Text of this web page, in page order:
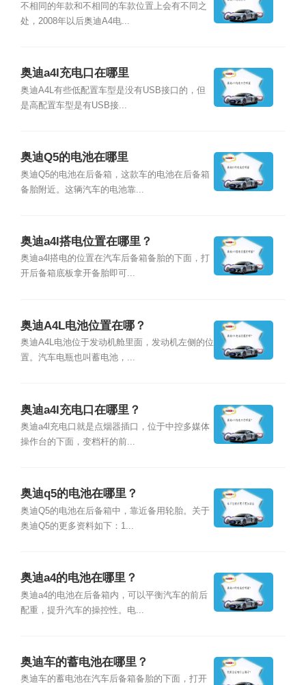
不相同的年款和不相同的车款位置上会有不同之
处，2008年以后奥迪A4电...
奥迪a4l充电口在哪里
奥迪A4L有些低配置车型是没有USB接口的，但
是高配置车型是有USB接...
奥迪Q5的电池在哪里
奥迪Q5的电池在后备箱，这款车的电池在后备箱
备胎附近。这辆汽车的电池靠...
奥迪a4l搭电位置在哪里？
奥迪a4l搭电的位置在汽车后备箱备胎的下面，打
开后备箱底板拿开备胎即可...
奥迪A4L电池位置在哪？
奥迪A4L电池位于发动机舱里面，发动机左侧的位
置。汽车电瓶也叫蓄电池，...
奥迪a4l充电口在哪里？
奥迪a4l充电口就是点烟器插口，位于中控多媒体
操作台的下面，变档杆的前...
奥迪q5的电池在哪里？
奥迪Q5的电池在后备箱中，靠近备用轮胎。关于
奥迪Q5的更多资料如下：1...
奥迪a4的电池在哪里？
奥迪a4的电池在后备箱内，可以平衡汽车的前后
配重，提升汽车的操控性。电...
奥迪车的蓄电池在哪里？
奥迪车的蓄电池在汽车后备箱备胎的下面，打开